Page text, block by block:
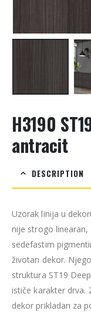
H3190
antracit
DESCRIPTION
Uzorak linija u
nije strogo linearan,
sedefastim
životan dekor.
struktura ST19
ističe karakter drva.
dekor prikladan za